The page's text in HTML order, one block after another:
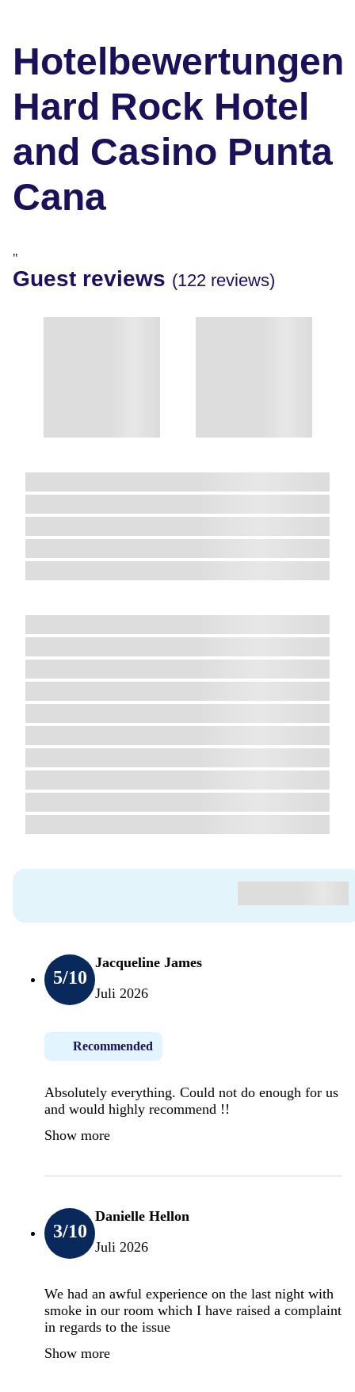
Hotelbewertungen
Hard Rock Hotel
and Casino Punta
Cana
"
Guest reviews (122 reviews)
5/10
Jacqueline James
Juli 2026
Recommended
Absolutely everything. Could not do enough for us
and would highly recommend !!
Show more
3/10
Danielle Hellon
Juli 2026
We had an awful experience on the last night with
smoke in our room which I have raised a complaint
in regards to the issue
Show more